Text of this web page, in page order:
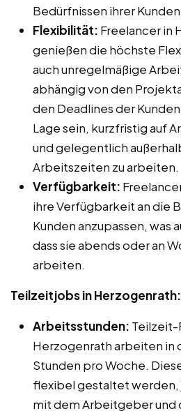
Bedürfnissen ihrer
Flexibilität: Freelancer in
genießen die höchste
auch unregelmäßige
abhängig von den
den Deadlines der
Lage sein, kurzfristig auf
und gelegentlich
Arbeitszeiten zu arbeiten.
Verfügbarkeit:
ihre Verfügbarkeit an die
Kunden anzupassen, was
dass sie abends oder an
arbeiten.
Teilzeitjobs in Herzogenrath:
Arbeitsstunden: Teilzeit-
Herzogenrath arbeiten in
Stunden pro Woche.
flexibel gestaltet werden,
mit dem Arbeitgeber und